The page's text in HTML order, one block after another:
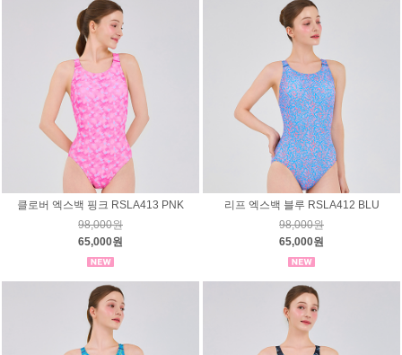
클로버 엑스백 핑크 RSLA413 PNK
98,000원
65,000원
리프 엑스백 블루 RSLA412 BLU
98,000원
65,000원